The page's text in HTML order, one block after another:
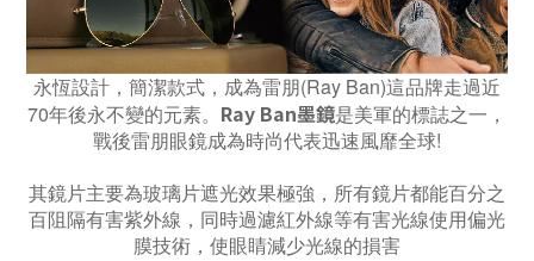
永恆設計，簡潔款式，成為雷朋(Ray Ban)這品牌走過近
70年後永不變的元素。 Ray Ban墨鏡是美軍的標誌之一，
戰後雷朋眼鏡成為時尚代表迅速風靡全球!
其鏡片主要為玻璃片遮光效果極強，所有鏡片都能百分之
百阻隔有害紫外線，同時過濾紅外線等有害光線使用偏光
膜技術，使眼睛減少光線的損害